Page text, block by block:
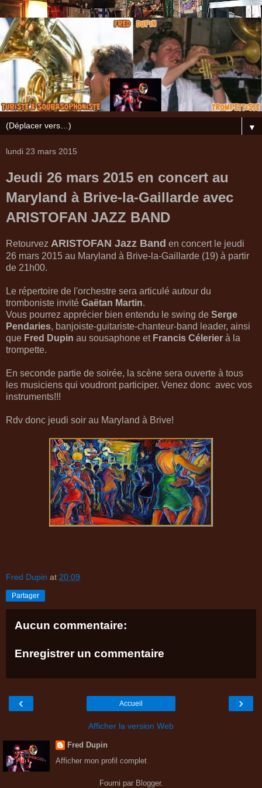
▼
lundi 23 mars 2015
Jeudi 26 mars 2015 en concert au
Maryland à Brive-la-Gaillarde avec
ARISTOFAN JAZZ BAND
Retourvez ARISTOFAN Jazz Band en concert le jeudi
26 mars 2015 au Maryland à Brive-la-Gaillarde (19) à partir
de 21h00.
Le répertoire de l'orchestre sera articulé autour du
tromboniste invité Gaëtan Martin.
Vous pourrez apprécier bien entendu le swing de Serge
Pendaries, banjoiste-guitariste-chanteur-band leader, ainsi
que Fred Dupin au sousaphone et Francis Célerier à la
trompette.
En seconde partie de soirée, la scène sera ouverte à tous
les musiciens qui voudront participer. Venez donc avec vos
instruments!!!
Rdv donc jeudi soir au Maryland à Brive!
Fred Dupin at 20:09
Partager
Aucun commentaire:
Enregistrer un commentaire
‹ ›
Accueil
Afficher la version Web
Fred Dupin
Afficher mon profil complet
Fourni par Blogger.